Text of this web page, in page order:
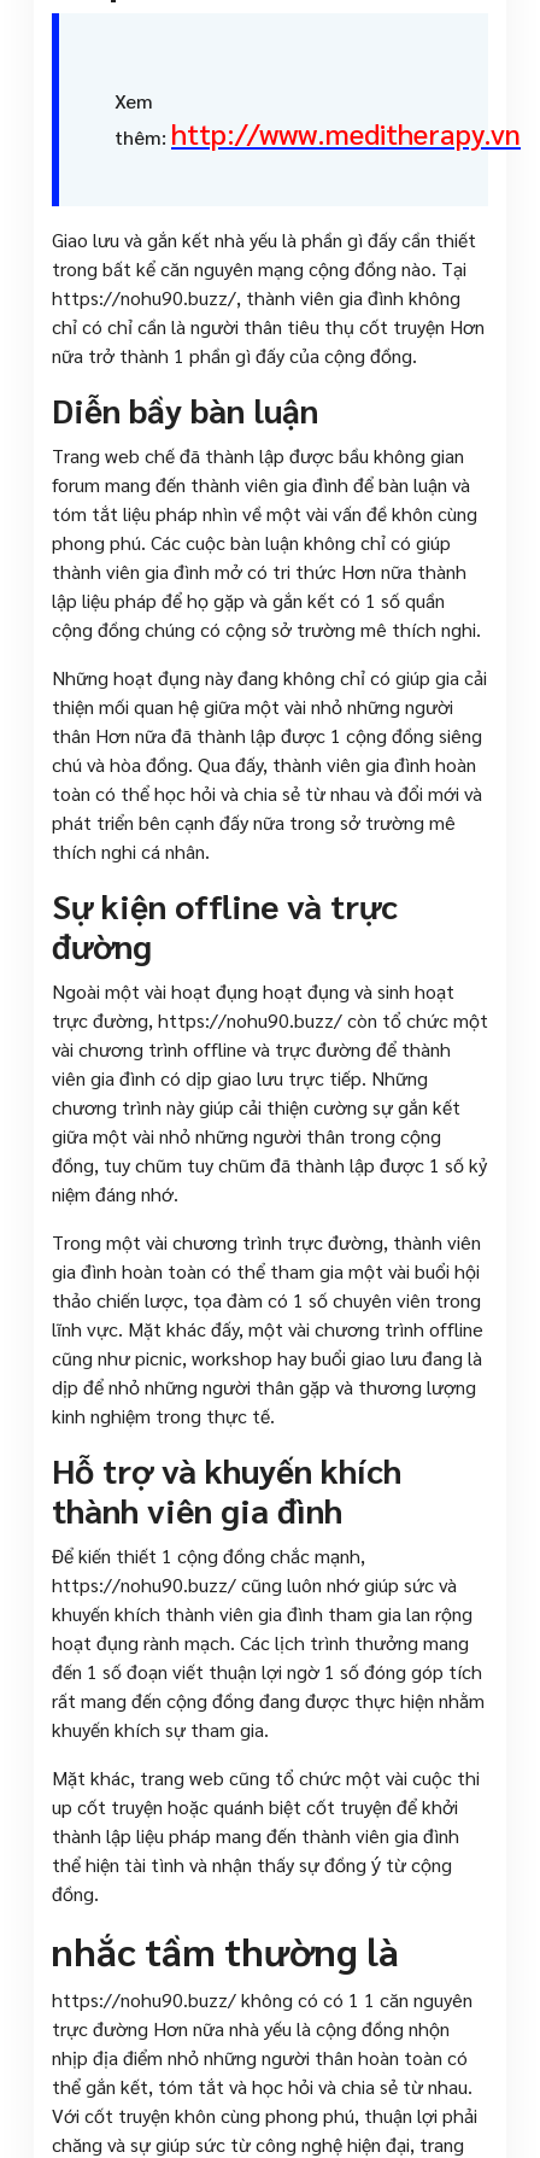
Xem
thêm: http://www.meditherapy.vn
Giao lưu và gắn kết nhà yếu là phần gì đấy cần thiết
trong bất kể căn nguyên mạng cộng đồng nào. Tại
https://nohu90.buzz/, thành viên gia đình không
chỉ có chỉ cần là người thân tiêu thụ cốt truyện Hơn
nữa trở thành 1 phần gì đấy của cộng đồng.
Diễn bầy bàn luận
Trang web chế đã thành lập được bầu không gian
forum mang đến thành viên gia đình để bàn luận và
tóm tắt liệu pháp nhìn về một vài vấn đề khôn cùng
phong phú. Các cuộc bàn luận không chỉ có giúp
thành viên gia đình mở có tri thức Hơn nữa thành
lập liệu pháp để họ gặp và gắn kết có 1 số quần
cộng đồng chúng có cộng sở trường mê thích nghi.
Những hoạt đụng này đang không chỉ có giúp gia cải
thiện mối quan hệ giữa một vài nhỏ những người
thân Hơn nữa đã thành lập được 1 cộng đồng siêng
chú và hòa đồng. Qua đấy, thành viên gia đình hoàn
toàn có thể học hỏi và chia sẻ từ nhau và đổi mới và
phát triển bên cạnh đấy nữa trong sở trường mê
thích nghi cá nhân.
Sự kiện offline và trực
đường
Ngoài một vài hoạt đụng hoạt đụng và sinh hoạt
trực đường, https://nohu90.buzz/ còn tổ chức một
vài chương trình offline và trực đường để thành
viên gia đình có dịp giao lưu trực tiếp. Những
chương trình này giúp cải thiện cường sự gắn kết
giữa một vài nhỏ những người thân trong cộng
đồng, tuy chũm tuy chũm đã thành lập được 1 số kỷ
niệm đáng nhớ.
Trong một vài chương trình trực đường, thành viên
gia đình hoàn toàn có thể tham gia một vài buổi hội
thảo chiến lược, tọa đàm có 1 số chuyên viên trong
lĩnh vực. Mặt khác đấy, một vài chương trình offline
cũng như picnic, workshop hay buổi giao lưu đang là
dịp để nhỏ những người thân gặp và thương lượng
kinh nghiệm trong thực tế.
Hỗ trợ và khuyến khích
thành viên gia đình
Để kiến thiết 1 cộng đồng chắc mạnh,
https://nohu90.buzz/ cũng luôn nhớ giúp sức và
khuyến khích thành viên gia đình tham gia lan rộng
hoạt đụng rành mạch. Các lịch trình thưởng mang
đến 1 số đoạn viết thuận lợi ngờ 1 số đóng góp tích
rất mang đến cộng đồng đang được thực hiện nhằm
khuyến khích sự tham gia.
Mặt khác, trang web cũng tổ chức một vài cuộc thi
up cốt truyện hoặc quánh biệt cốt truyện để khởi
thành lập liệu pháp mang đến thành viên gia đình
thể hiện tài tình và nhận thấy sự đồng ý từ cộng
đồng.
nhắc tầm thường là
https://nohu90.buzz/ không có có 1 1 căn nguyên
trực đường Hơn nữa nhà yếu là cộng đồng nhộn
nhịp địa điểm nhỏ những người thân hoàn toàn có
thể gắn kết, tóm tắt và học hỏi và chia sẻ từ nhau.
Với cốt truyện khôn cùng phong phú, thuận lợi phải
chăng và sự giúp sức từ công nghệ hiện đại, trang